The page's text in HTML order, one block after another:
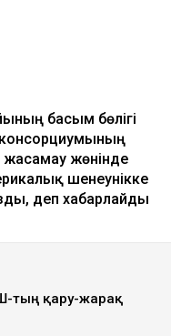
басым бөлігі
жөнінде
шенеунікке
деп хабарлайды
тың қару-жарақ